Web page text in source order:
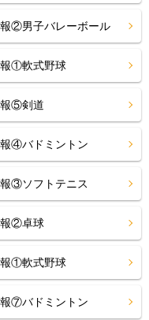
②男子バレーボール
①軟式野球
⑤剣道
④バドミントン
報③ソフトテニス
②卓球
①軟式野球
⑦バドミントン